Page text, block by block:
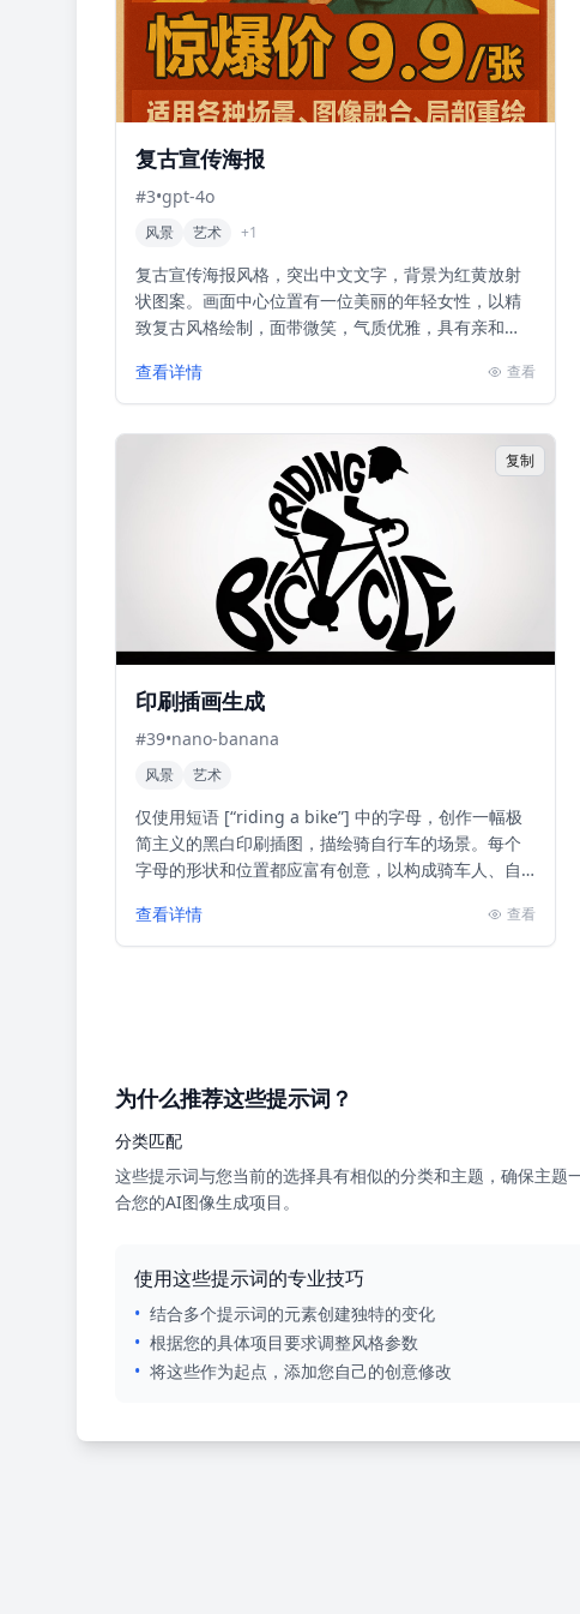
复古宣传海报
#3•gpt-4o
风景 艺术 +1
复古宣传海报风格，突出中文文字，背景为红黄放射
状图案。画面中心位置有一位美丽的年轻女性，以精
致复古风格绘制，面带微笑，气质优雅，具有亲和
爆价9.9/...
查看详情 查看
复制
印刷插画生成
#39•nano-banana
风景 艺术
仅使用短语 [“riding a bike”] 中的字母，创作一幅极
简主义的黑白印刷插图，描绘骑自行车的场景。每个
字母的形状和位置都应富有创意，以构成骑车人、自
查看详情 查看
为什么推荐这些提示词？
分类匹配
这些提示词与您当前的选择具有相似的分类和主题，确保主题
合您的AI图像生成项目。
使用这些提示词的专业技巧
• 结合多个提示词的元素创建独特的变化
• 根据您的具体项目要求调整风格参数
• 将这些作为起点，添加您自己的创意修改